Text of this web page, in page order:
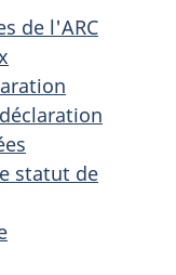
de l'ARC
statut de